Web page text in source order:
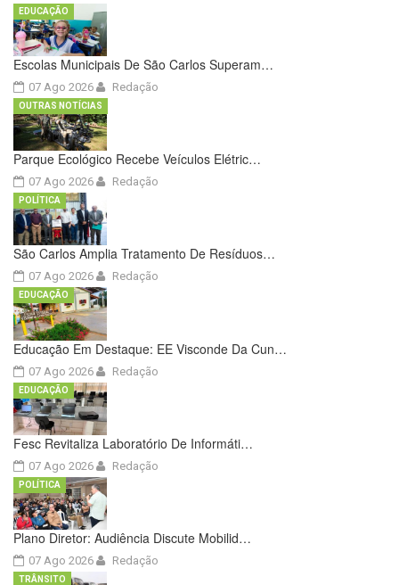
Escolas Municipais De São Carlos Superam…
07 Ago 2026
EDUCAÇÃO
Redação
Parque Ecológico Recebe Veículos Elétric…
07 Ago 2026
OUTRAS NOTÍCIAS
Redação
São Carlos Amplia Tratamento De Resíduos…
07 Ago 2026
POLÍTICA
Redação
Educação Em Destaque: EE Visconde Da Cun…
07 Ago 2026
EDUCAÇÃO
Redação
Fesc Revitaliza Laboratório De Informáti…
07 Ago 2026
EDUCAÇÃO
Redação
Plano Diretor: Audiência Discute Mobilid…
07 Ago 2026
POLÍTICA
Redação
TRÂNSITO